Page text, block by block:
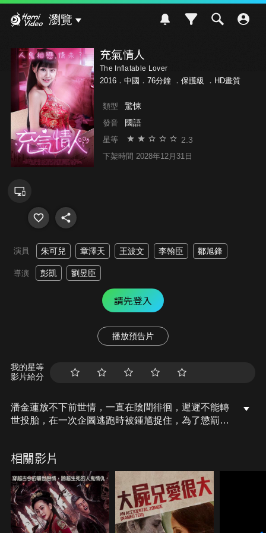
瀏覽
充氣情人
The Inflatable Lover
2016．中國．76分鐘 ． 保護級 ．HD畫質
類型 驚悚
發音 國語
星等 2.3
下架時間 2028年12月31日
演員 朱可兒 章澤天 王波文 李翰臣 鄒旭鋒
導演 彭凱 劉昱臣
請先登入
播放預告片
我的星等
影片給分
潘金蓮放不下前世情，一直在陰間徘徊，遲遲不能轉
世投胎，在一次企圖逃跑時被鍾馗捉住，為了懲罰
氣娃娃身上，並被名為武志的男子買回家。單純善良
的武志讓潘金蓮再度相信人間有真愛，在幫助武志追
求心儀女生的同時，潘金蓮漸漸愛上了他，而武志也
明白誰是最值得託付終身的人，兩人心意相通，但十
日的大限將至，所剩的時間不多了…。
相關影片